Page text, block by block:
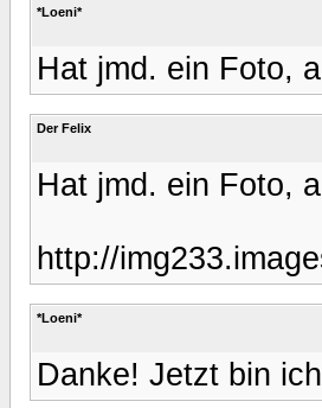
*Loeni*
Hat jmd. ein Foto,
Der Felix
Hat jmd. ein Foto,
http://
*Loeni*
Danke! Jetzt bin